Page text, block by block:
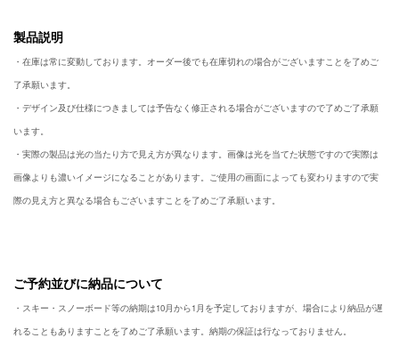
製品説明
・在庫は常に変動しております。オーダー後でも在庫切れの場合がございますことを了めご
了承願います。
・デザイン及び仕様につきましては予告なく修正される場合がございますので了めご了承願
います。
・実際の製品は光の当たり方で見え方が異なります。画像は光を当てた状態ですので実際は
画像よりも濃いイメージになることがあります。ご使用の画面によっても変わりますので実
際の見え方と異なる場合もございますことを了めご了承願います。
ご予約並びに納品について
・スキー・スノーボード等の納期は10月から1月を予定しておりますが、場合により納品が遅
れることもありますことを了めご了承願います。納期の保証は行なっておりません。